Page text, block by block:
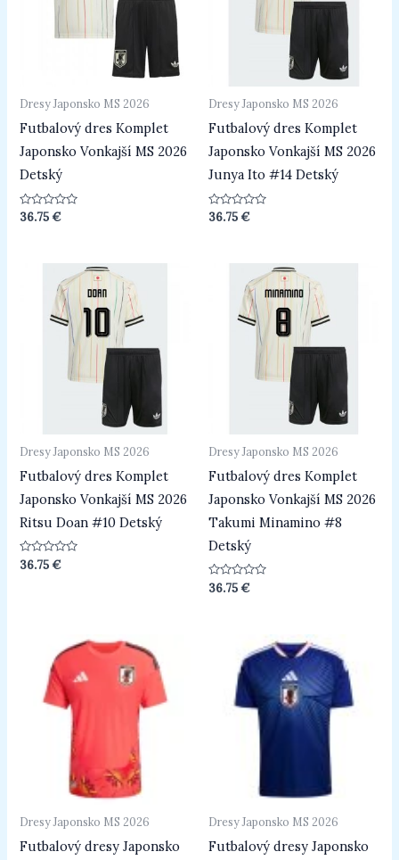
Dresy Japonsko MS 2026
Futbalový dres Komplet
Japonsko Vonkajší MS 2026
Detský
Hodnotenie
36.75€
Dresy Japonsko MS 2026
Futbalový dres Komplet
Japonsko Vonkajší MS 2026
Junya Ito #14 Detský
Hodnotenie
36.75€
Dresy Japonsko MS 2026
Futbalový dres Komplet
Japonsko Vonkajší MS 2026
Ritsu Doan #10 Detský
Hodnotenie
0
36.75€
Dresy Japonsko MS 2026
Futbalový dres Komplet
Japonsko Vonkajší MS 2026
Takumi Minamino #8
Detský
Hodnotenie
0
36.75€
Dresy Japonsko MS 2026
Futbalový dresy Japonsko
Dresy Japonsko MS 2026
Futbalový dresy Japonsko